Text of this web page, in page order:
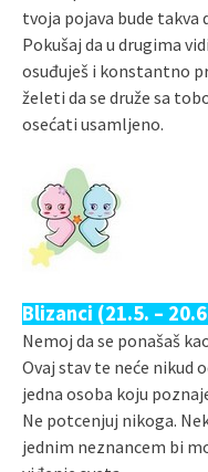
tvoja pojava bude takva
Pokušaj da u drugima
osuđuješ i konstantno
želeti da se druže sa
osećati usamljeno.
Blizanci (21.5. –
Nemoj da se ponašaš
Ovaj stav te neće nikud
jedna osoba koju
Ne potcenjuj nikoga.
jednim neznancem bi